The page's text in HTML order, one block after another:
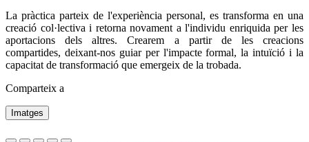
La pràctica parteix de l'experiència personal, es transforma en una
creació col·lectiva i retorna novament a l'individu enriquida per les
aportacions dels altres. Crearem a partir de les creacions
compartides, deixant-nos guiar per l'impacte formal, la intuïció i la
capacitat de transformació que emergeix de la trobada.
Comparteix a
Imatges